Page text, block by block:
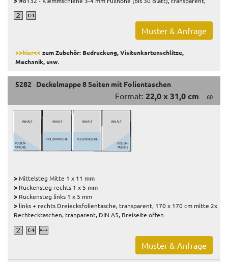
Muster & Anfrage
>>hier<<zum Zubehör: Bedruckung, Visitenkartenschlitze,
Mechanik, usw.
5282 Deckelmappe 8 Seiten mit Folientaschen
Format: 22,0 x 31,0 cm .60
>Mittelsteg Mitte 1 x 11 mm
> Rückensteg rechts 1 x 5 mm
> Rückensteg links 1 x 5 mm
> links + rechts Dreiecksfolientasche, transparent, 170 x 170 cm mitte 2x
Rechtecktaschen, tranparent, DIN A5, Breiseite offen
Muster & Anfrage